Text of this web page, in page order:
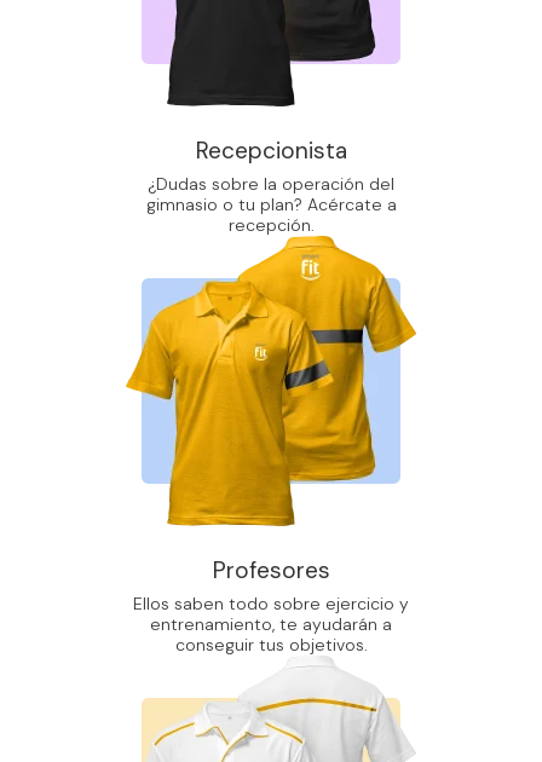
Recepcionista
¿Dudas sobre la operación del
gimnasio o tu plan? Acércate a
recepción.
Profesores
Ellos saben todo sobre ejercicio y
entrenamiento, te ayudarán a
conseguir tus objetivos.